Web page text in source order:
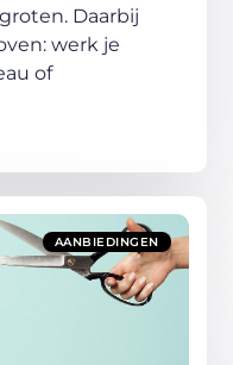
Daarbij
werk je
of
AANBIEDINGEN